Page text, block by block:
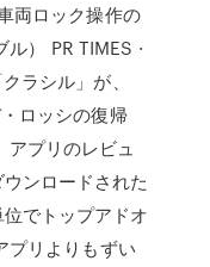
両ロック操作の
） PR TIMES ·
ラシル」が、
ロッシの復帰
アプリのレビュ
ンロードされた
でトップアドオ
プリよりもずい